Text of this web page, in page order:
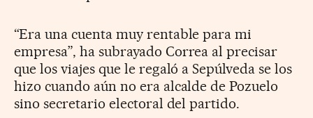
“Era una cuenta muy rentable para mi
empresa”, ha subrayado Correa al precisar
que los viajes que le regaló a Sepúlveda se los
hizo cuando aún no era alcalde de Pozuelo
sino secretario electoral del partido.